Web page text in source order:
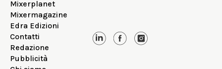
Mixerplanet
Mixermagazine
Edra Edizioni
Contatti
Redazione
Pubblicità